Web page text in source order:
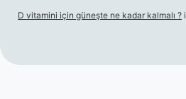
D vitamini için güneşte ne kadar kalmalı ?